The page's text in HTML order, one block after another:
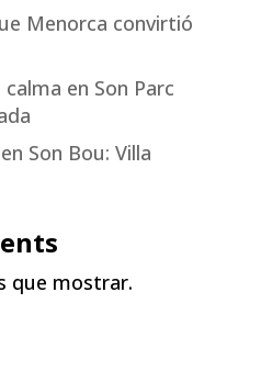
Menorca convirtió
en Son Parc
Son Bou: Villa
que mostrar.